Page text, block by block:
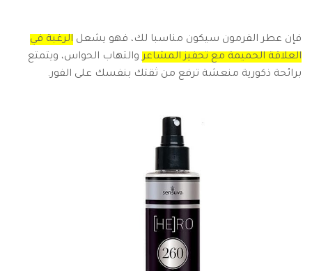
فإن عطر الفرمون سيكون مناسبا لك، فهو يشعل الرغبة في
العلاقة الحميمة مع تحفيز المشاعروالتهاب الحواس، ويتمتع
برائحة ذكورية منعشة ترفع من ثقتك بنفسك على الفور.